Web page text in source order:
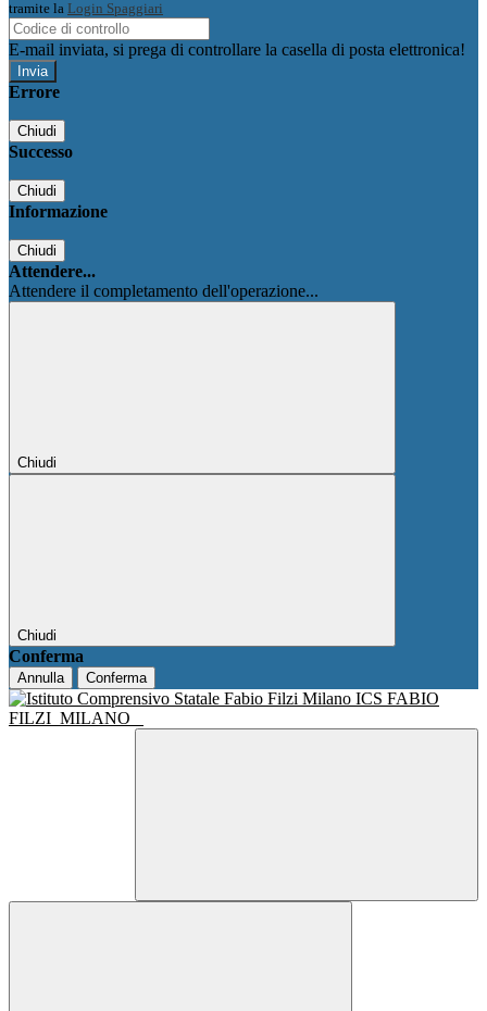
tramite la Login Spaggiari
E-mail inviata, si prega di controllare la casella di posta elettronica!
Errore
Chiudi
Successo
Chiudi
Informazione
Chiudi
Attendere...
Attendere il completamento dell'operazione...
Chiudi
Chiudi
Conferma
Annulla Conferma
ICS FABIO
FILZI MILANO